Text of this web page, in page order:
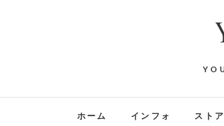
ホーム インフォ スト